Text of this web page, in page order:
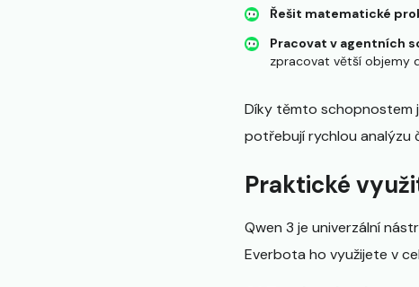
Řešit matematické
Pracovat v agentních
zpracovat větší objemy
Díky těmto schopnostem
potřebují rychlou analýzu
Praktické
Qwen 3 je univerzální
Everbota ho využijete v